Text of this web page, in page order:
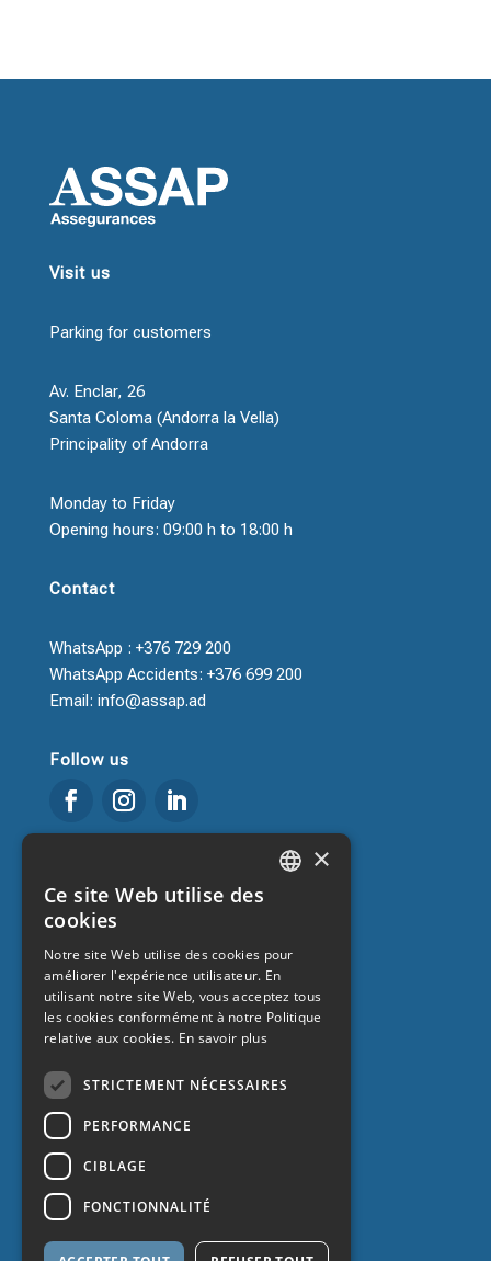
Visit us
Parking for customers
Av. Enclar, 26
Santa Coloma (Andorra la Vella)
Principality of Andorra
Monday to Friday
Opening hours: 09:00 h to 18:00 h
Contact
WhatsApp : +376 729 200
WhatsApp Accidents: +376 699 200
Email: info@assap.ad
Follow us
bloguer
Frequently Asked Questions
Promotions
Work with us
Contact
FRENCH
×
Ce site Web utilise des
cookies
Notre site Web utilise des cookies pour
améliorer l'expérience utilisateur. En
utilisant notre site Web, vous acceptez tous
les cookies conformément à notre Politique
relative aux cookies. En savoir plus
STRICTEMENT NÉCESSAIRES
PERFORMANCE
CIBLAGE
FONCTIONNALITÉ